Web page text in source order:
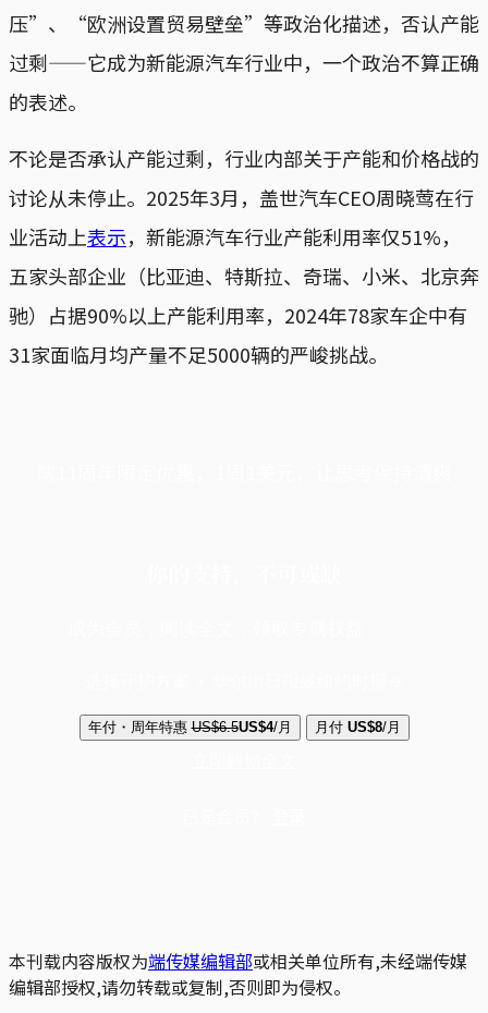
压”、“欧洲设置贸易壁垒”等政治化描述，否认产能
过剩——它成为新能源汽车行业中，一个政治不算正确
的表述。
不论是否承认产能过剩，行业内部关于产能和价格战的
讨论从未停止。2025年3月，盖世汽车CEO周晓莺在行
业活动上表示，新能源汽车行业产能利用率仅51%，
五家头部企业（比亚迪、特斯拉、奇瑞、小米、北京奔
驰）占据90%以上产能利用率，2024年78家车企中有
31家面临月均产量不足5000辆的严峻挑战。
年付・周年特惠 US$6.5US$4/月 月付 US$8/月
本刊载内容版权为端传媒编辑部或相关单位所有,未经端传媒
编辑部授权,请勿转载或复制,否则即为侵权。